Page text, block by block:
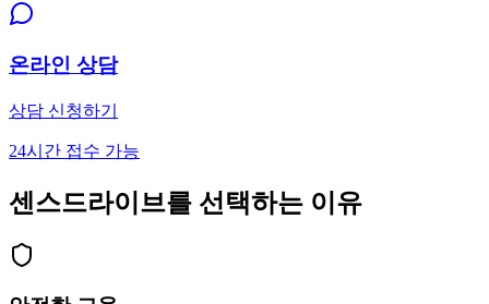
온라인 상담
상담 신청하기
24시간 접수 가능
센스드라이브를 선택하는 이유